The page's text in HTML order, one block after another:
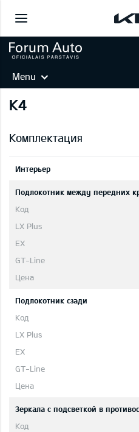
Menu
K4
Комплектация
Интерьер
Подлокотник между передних
Подлокотник сзади
Зеркала с подсветкой в